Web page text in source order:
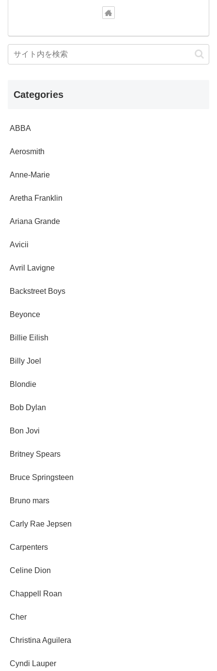
Categories
ABBA
Aerosmith
Anne-Marie
Aretha Franklin
Ariana Grande
Avicii
Avril Lavigne
Backstreet Boys
Beyonce
Billie Eilish
Billy Joel
Blondie
Bob Dylan
Bon Jovi
Britney Spears
Bruce Springsteen
Bruno mars
Carly Rae Jepsen
Carpenters
Celine Dion
Chappell Roan
Cher
Christina Aguilera
Cyndi Lauper